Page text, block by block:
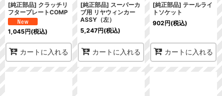
[純正部品] クラッチリ
フタープレートCOMP
1,045円(税込)
カートに入れる
[純正部品] スーパーカ
ブ用 リヤウィンカー
ASSY（左）
5,247円(税込)
カートに入れる
[純正部品] テールライ
トソケット
902円(税込)
カートに入れる